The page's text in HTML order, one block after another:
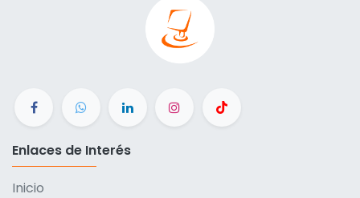
Enlaces de Interés
Inicio